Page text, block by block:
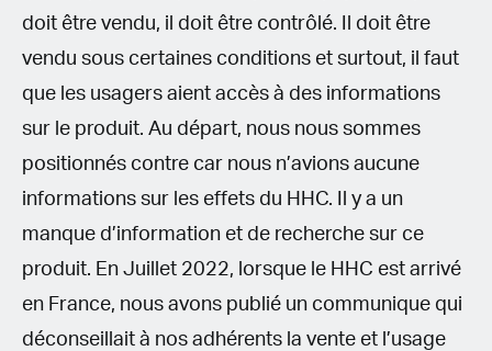
doit être vendu, il doit être contrôlé. Il doit être
vendu sous certaines conditions et surtout, il faut
que les usagers aient accès à des informations
sur le produit. Au départ, nous nous sommes
positionnés contre car nous n’avions aucune
informations sur les effets du HHC. Il y a un
manque d’information et de recherche sur ce
produit. En Juillet 2022, lorsque le HHC est arrivé
en France, nous avons publié un communique qui
déconseillait à nos adhérents la vente et l’usage